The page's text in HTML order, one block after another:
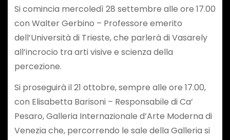
Si comincia mercoledì 28 settembre alle ore 17.00
con Walter Gerbino – Professore emerito
dell’Università di Trieste, che parlerà di Vasarely
all’incrocio tra arti visive e scienza della
percezione.
Si proseguirà il 21 ottobre, sempre alle ore 17.00,
con Elisabetta Barisoni – Responsabile di Ca’
Pesaro, Galleria Internazionale d’Arte Moderna di
Venezia che, percorrendo le sale della Galleria si